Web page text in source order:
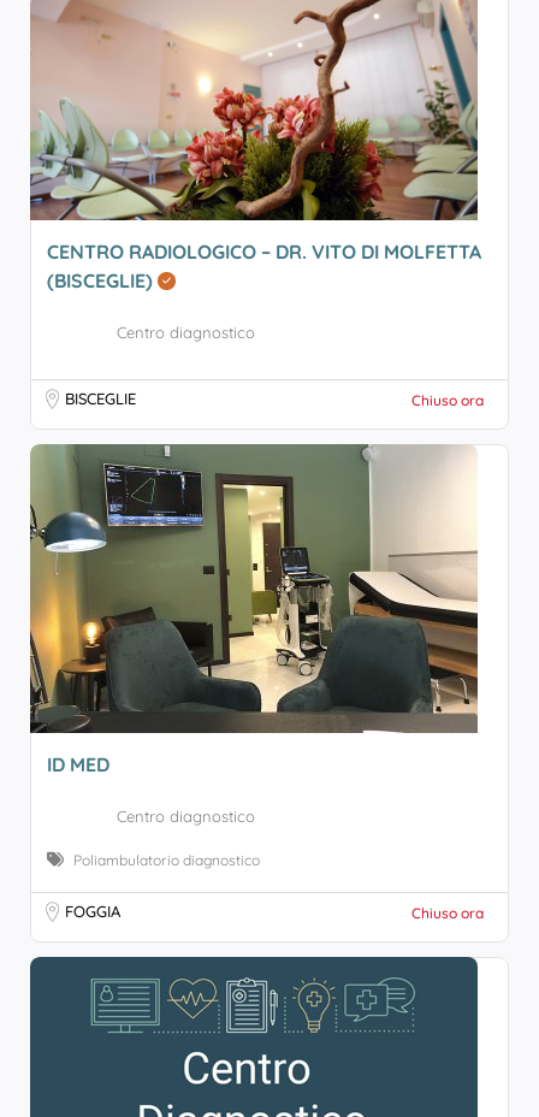
CENTRO RADIOLOGICO – DR. VITO DI MOLFETTA
(BISCEGLIE)
Centro diagnostico
BISCEGLIE Chiuso ora
ID MED
Centro diagnostico
Poliambulatorio diagnostico
FOGGIA Chiuso ora